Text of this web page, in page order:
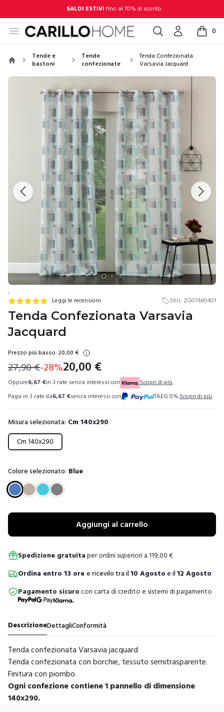
SALDI ESTIVI fino al 70% di sconto
Open menu Cerca Account 0
items
Tende e
bastoni
Tende
confezionate
Tenda Confezionata
Varsavia Jacquard
.
Leggi le recensioni SKU: ZG07480401
Tenda Confezionata Varsavia
Jacquard
Prezzo più basso: 20,00 €
27,90€-28%20,00 €
Oppure6,67 €in 3 rate senza interessi con
Scopri di più
Paga in 3 rate da6,67 €senza interessi con TAEG 0%.Scopri di più
Misura selezionata: Cm 140x290
Scegli una misura
Cm 140x290
Colore selezionato: Blue
Scegli un colore
Aggiungi al carrello
Spedizione gratuita per ordini superiori a 119,00 €
Ordina entro 13 ore e ricevilo tra il10 Agosto e il12 Agosto
Pagamento sicuro con carta di credito e sistemi di pagamento
DescrizioneDettagliConformità
Tenda confezionata Varsavia jacquard
Tenda confezionata con borchie, tessuto semitrasparente.
Finitura con piombo.
Ogni confezione contiene 1 pannello di dimensione
140x290.